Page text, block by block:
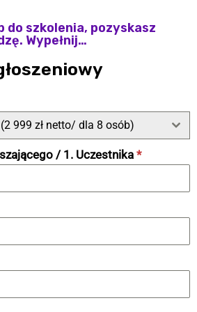
do szkolenia, pozyskasz
Wypełnij…
999 zł netto/ dla 8 osób)
/ 1. Uczestnika *